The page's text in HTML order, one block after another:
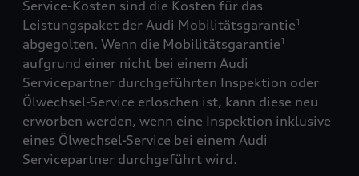
Service-Kosten sind die Kosten für das
Leistungspaket der Audi Mobilitätsgarantie1
abgegolten. Wenn die Mobilitätsgarantie1
aufgrund einer nicht bei einem Audi
Servicepartner durchgeführten Inspektion oder
Ölwechsel-Service erloschen ist, kann diese neu
erworben werden, wenn eine Inspektion inklusive
eines Ölwechsel-Service bei einem Audi
Servicepartner durchgeführt wird.